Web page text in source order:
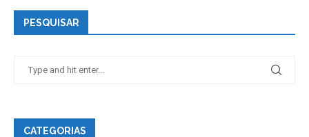
PESQUISAR
CATEGORIAS